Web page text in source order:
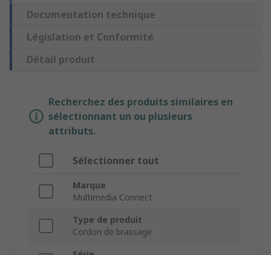
Documentation technique
Législation et Conformité
Détail produit
Recherchez des produits similaires en
sélectionnant un ou plusieurs
attributs.
Sélectionner tout
Marque
Multimedia Connect
Type de produit
Cordon de brassage